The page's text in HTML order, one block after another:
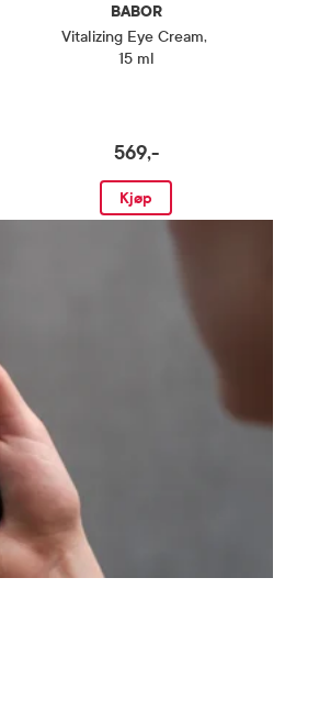
BABOR
Vitalizing Eye Cream,
15 ml
569,-
Kjøp